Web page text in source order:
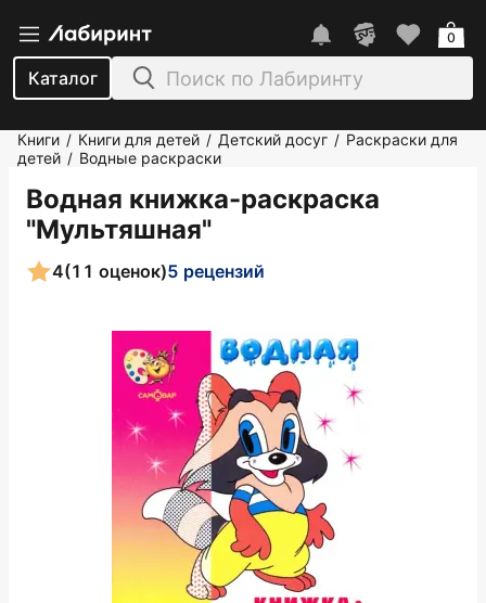
Каталог
0
Книги / Книги для детей / Детский досуг / Раскраски для
детей / Водные раскраски
Водная книжка-раскраска
"Мультяшная"
4(11 оценок)5 рецензий